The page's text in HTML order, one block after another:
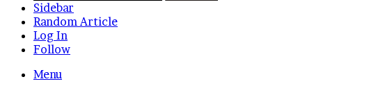
Sidebar
Random Article
Log In
Follow
Menu